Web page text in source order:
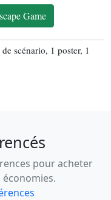
Game
scénario, 1 poster, 1
pour acheter